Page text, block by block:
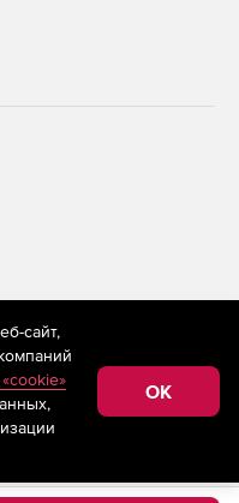
применяются
технологии
сбора,
относящихся к
«Интернет»,
Федерации)
сайт,
OK